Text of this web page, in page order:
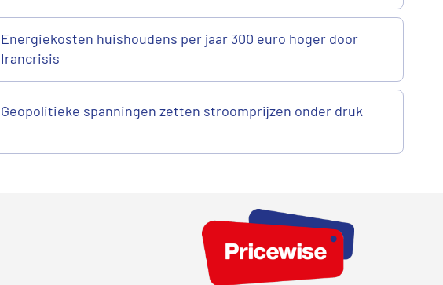
Energiekosten huishoudens per jaar 300 euro hoger door
Irancrisis
Geopolitieke spanningen zetten stroomprijzen onder druk